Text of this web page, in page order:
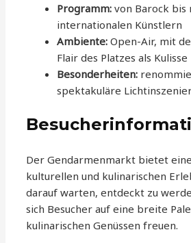
Programm: von Barock
internationalen Künstlern
Ambiente: Open-Air, mit
Flair des Platzes als Kulisse
Besonderheiten:
spektakuläre
Der Gendarmenmarkt bietet
kulturellen und kulinarischen
darauf warten, entdeckt zu
sich Besucher auf eine breite
kulinarischen Genüssen freuen.